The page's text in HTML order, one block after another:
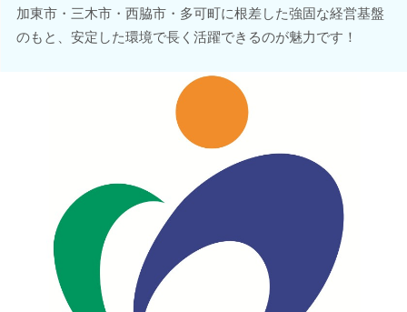
加東市・三木市・西脇市・多可町に根差した強固な経営基盤
のもと、安定した環境で長く活躍できるのが魅力です！